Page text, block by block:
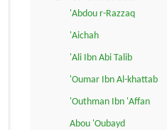
'Abdou r-Razzaq
'Aichah
'Ali Ibn Abi Talib
'Oumar Ibn Al-khattab
'Outhman Ibn 'Affan
Abou 'Oubayd